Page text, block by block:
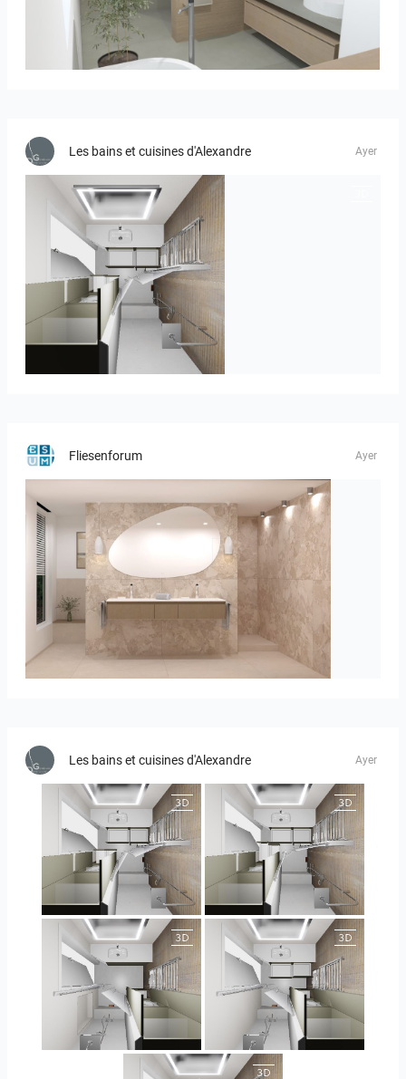
Bild_01
Les bains et cuisines d'Alexandre Ayer
JEGOUX-PASSER
Fliesenforum Ayer
Les bains et cuisines d'Alexandre Ayer
JEGOUX-PASSER JEGOUX-PASSER
JEGOUX-PASSER 2 JEGOUX-PASSER 2